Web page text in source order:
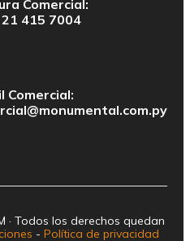
Comercial:
415 7004
Comercial:
· Todos los derechos quedan
- Política de privacidad